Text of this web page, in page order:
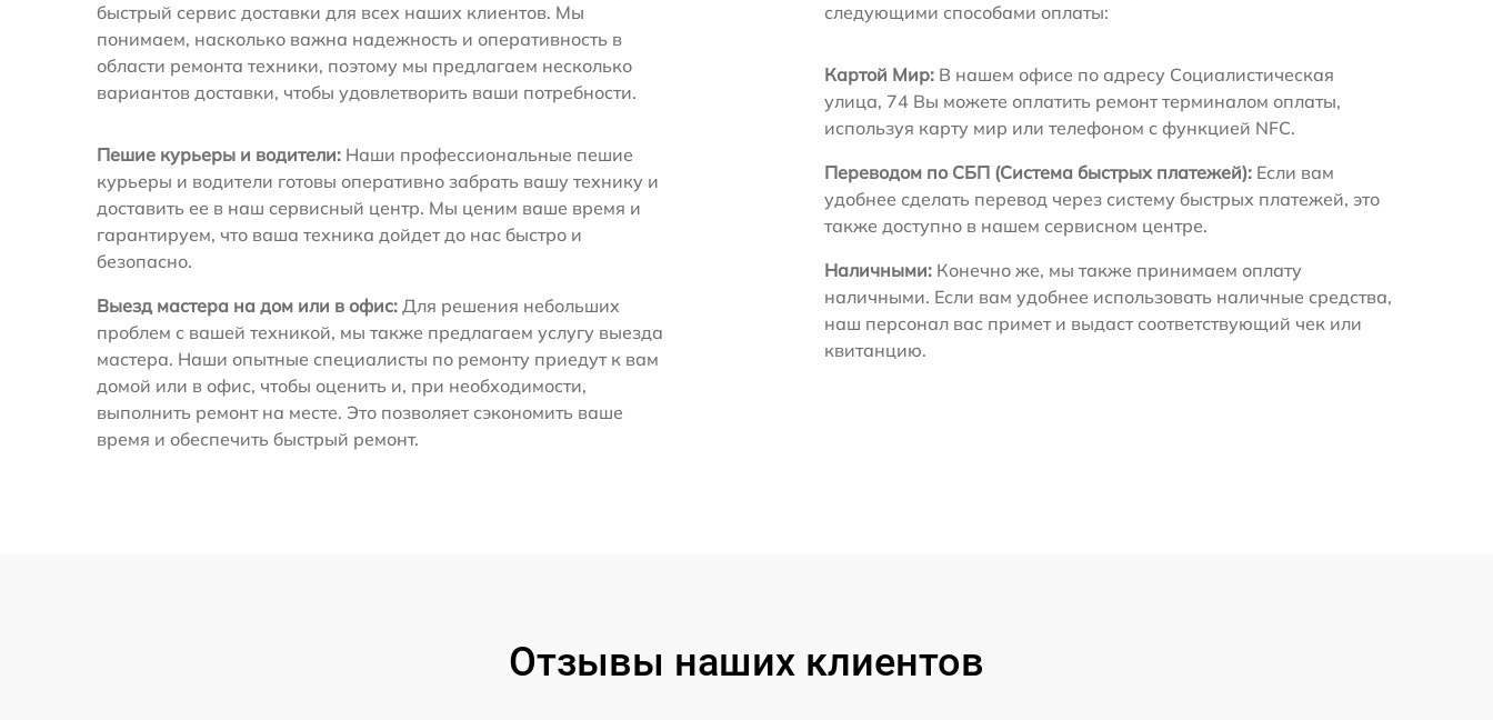
быстрый сервис доставки для всех наших клиентов. Мы
понимаем, насколько важна надежность и оперативность в
области ремонта техники, поэтому мы предлагаем несколько
вариантов доставки, чтобы удовлетворить ваши потребности.
Пешие курьеры и водители: Наши профессиональные пешие
курьеры и водители готовы оперативно забрать вашу технику и
доставить ее в наш сервисный центр. Мы ценим ваше время и
гарантируем, что ваша техника дойдет до нас быстро и
безопасно.
Выезд мастера на дом или в офис: Для решения небольших
проблем с вашей техникой, мы также предлагаем услугу выезда
мастера. Наши опытные специалисты по ремонту приедут к вам
домой или в офис, чтобы оценить и, при необходимости,
выполнить ремонт на месте. Это позволяет сэкономить ваше
время и обеспечить быстрый ремонт.
следующими способами оплаты:
Картой Мир: В нашем офисе по адресу Социалистическая
улица, 74 Вы можете оплатить ремонт терминалом оплаты,
используя карту мир или телефоном с функцией NFC.
Переводом по СБП (Система быстрых платежей): Если вам
удобнее сделать перевод через систему быстрых платежей, это
также доступно в нашем сервисном центре.
Наличными: Конечно же, мы также принимаем оплату
наличными. Если вам удобнее использовать наличные средства,
наш персонал вас примет и выдаст соответствующий чек или
квитанцию.
Отзывы наших клиентов